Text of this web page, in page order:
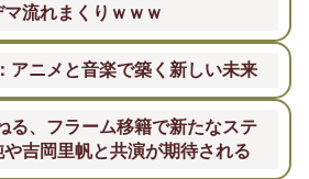
流れまくりｗｗｗ
アニメと音楽で築く新しい未来
る、フラーム移籍で新たなステ
吉岡里帆と共演が期待される